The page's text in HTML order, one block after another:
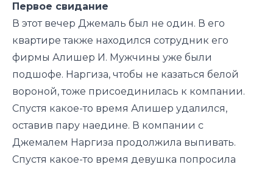
Первое свидание
В этот вечер Джемаль был не один. В его
квартире также находился сотрудник его
фирмы Алишер И. Мужчины уже были
подшофе. Наргиза, чтобы не казаться белой
вороной, тоже присоединилась к компании.
Спустя какое-то время Алишер удалился,
оставив пару наедине. В компании с
Джемалем Наргиза продолжила выпивать.
Спустя какое-то время девушка попросила